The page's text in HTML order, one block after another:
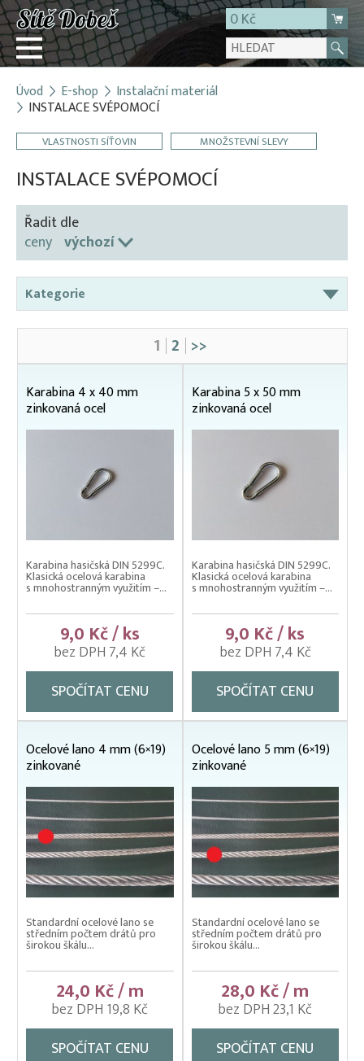
0 Kč
Přihlásit
Registrace
E-shop
O firmě
Kontakt
Úvod E-shop Instalační materiál
INSTALACE SVÉPOMOCÍ
VLASTNOSTI SÍŤOVIN MNOŽSTEVNÍ SLEVY
INSTALACE SVÉPOMOCÍ
Řadit dle
ceny výchozí
Kategorie
INSTALACE SVÉPOMOCÍ
Lanosvorky (svorky lanové)
Matice závěsné (litá oka)
Montážní háčky, S-háky
Montážní oka
Ocelová lana
Podpěrné sloupy – zakončení
Provazy a lana
Sponkovací kleště, spony
Spony trubkové, objímky
Stahovací pásky (montážní)
Šrouby s okem, trubkové závěsy
Úhelníky
Zálisy hliníkové, očnice
Závěs / třmen na traverzu
1 2 >>
Karabina 4 x 40 mm
zinkovaná ocel
Karabina hasičská DIN 5299C.
Klasická ocelová karabina
s mnohostranným využitím –...
9,0 Kč / ks
bez DPH 7,4 Kč
SPOČÍTAT CENU
Karabina 5 x 50 mm
zinkovaná ocel
Karabina hasičská DIN 5299C.
Klasická ocelová karabina
s mnohostranným využitím –...
9,0 Kč / ks
bez DPH 7,4 Kč
SPOČÍTAT CENU
Ocelové lano 4 mm (6×19)
zinkované
Standardní ocelové lano se
středním počtem drátů pro
širokou škálu...
24,0 Kč / m
bez DPH 19,8 Kč
SPOČÍTAT CENU
Ocelové lano 5 mm (6×19)
zinkované
Standardní ocelové lano se
středním počtem drátů pro
širokou škálu...
28,0 Kč / m
bez DPH 23,1 Kč
SPOČÍTAT CENU